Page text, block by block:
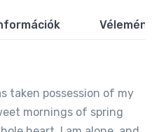
taken possession of my
mornings of spring